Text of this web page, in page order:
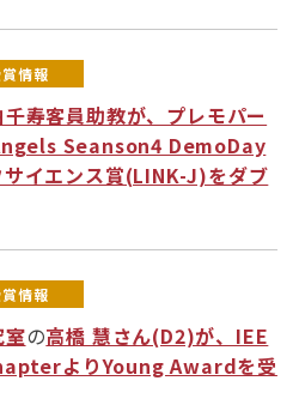
情報
寿客員助教が、プレモパー
Seanson4 DemoDay
イエンス賞(LINK-J)をダブ
情報
室の高橋 慧さん(D2)が、IEE
よりYoung Awardを受